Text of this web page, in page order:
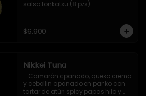
salsa tonkatsu (8 pzs).
$6.900
Nikkei Tuna
- Camarón apanado, queso crema
y cebollin apanado en panko con
tartar de atún spicy papas hilo y